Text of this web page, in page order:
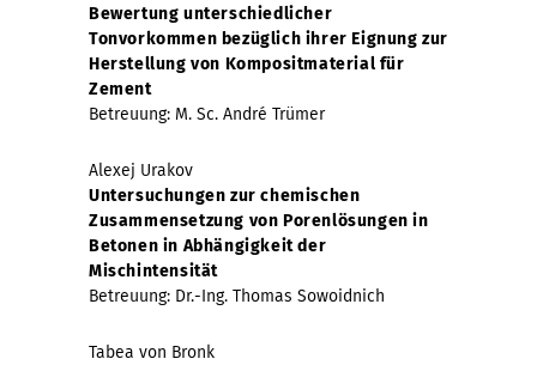
Bewertung unterschiedlicher
Tonvorkommen bezüglich ihrer Eignung zur
Herstellung von Kompositmaterial für
Zement
Betreuung: M. Sc. André Trümer
Alexej Urakov
Untersuchungen zur chemischen
Zusammensetzung von Porenlösungen in
Betonen in Abhängigkeit der
Mischintensität
Betreuung: Dr.-Ing. Thomas Sowoidnich
Tabea von Bronk